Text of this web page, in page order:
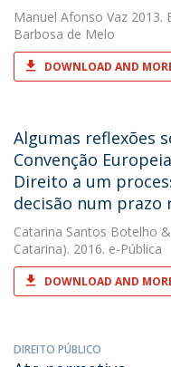
Manuel Afonso Vaz 2013.
Barbosa de Melo
DOWNLOAD AND
Algumas reflexões
Convenção
Direito a um
decisão num prazo
Catarina Santos Botelho &
Catarina). 2016. e-Pública
DOWNLOAD AND
DIREITO PÚBLICO